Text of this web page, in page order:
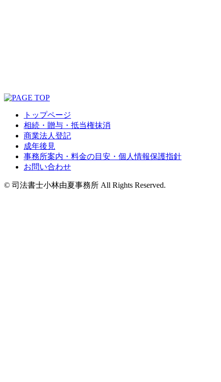
トップページ
相続・贈与・抵当権抹消
商業法人登記
成年後見
事務所案内・料金の目安・個人情報保護指針
お問い合わせ
© 司法書士小林由夏事務所 All Rights Reserved.